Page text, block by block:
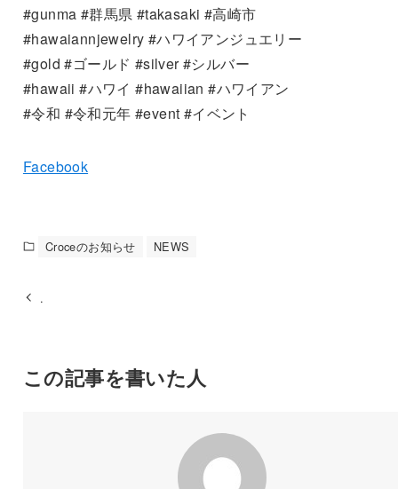
#gunma #群馬県 #takasaki #高崎市
#hawaiannjewelry #ハワイアンジュエリー
#gold #ゴールド #silver #シルバー
#hawaii #ハワイ #hawaiian #ハワイアン
#令和 #令和元年 #event #イベント
Facebook
Croceのお知らせ NEWS
.
この記事を書いた人